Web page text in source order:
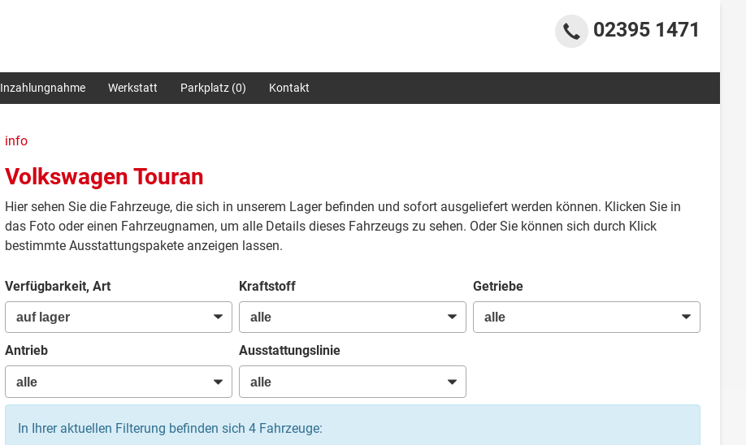
02395 1471
Inzahlungnahme Werkstatt Parkplatz (0) Kontakt
info
Volkswagen Touran
Hier sehen Sie die Fahrzeuge, die sich in unserem Lager befinden und sofort ausgeliefert werden können. Klicken Sie in
das Foto oder einen Fahrzeugnamen, um alle Details dieses Fahrzeugs zu sehen. Oder Sie können sich durch Klick
bestimmte Ausstattungspakete anzeigen lassen.
Verfügbarkeit, Art Kraftstoff Getriebe
Antrieb Ausstattungslinie
In Ihrer aktuellen Filterung befinden sich 4Fahrzeuge: